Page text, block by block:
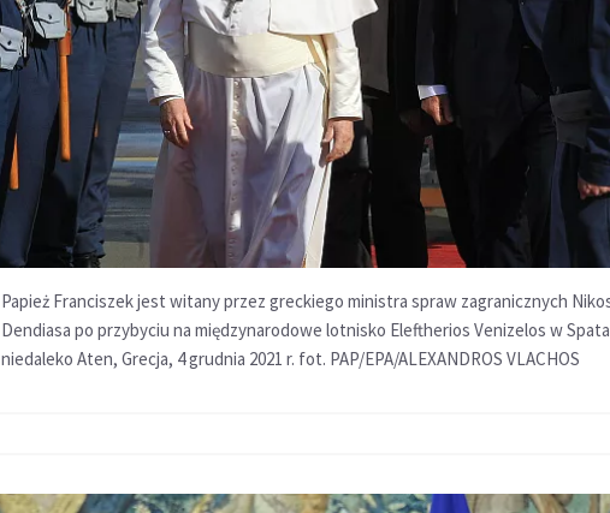
Papież Franciszek jest witany przez greckiego ministra spraw zagranicznych
Dendiasa po przybyciu na międzynarodowe lotnisko Eleftherios Venizelos w
niedaleko Aten, Grecja, 4 grudnia 2021 r. fot. PAP/EPA/ALEXANDROS VLACHOS